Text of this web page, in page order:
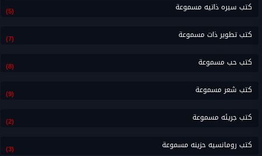
كتب سيره ذاتيه مسموعة (5)
كتب تطوير ذات مسموعة (7)
كتب حب مسموعة (8)
كتب شعر مسموعة (9)
كتب جريئه مسموعة (2)
كتب رومانسيه حزينه مسموعة (3)